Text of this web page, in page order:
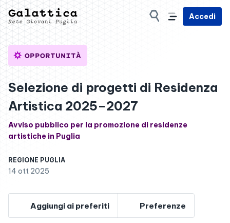
Accedi
OPPORTUNITÀ
Selezione di progetti di Residenza
Artistica 2025–2027
Avviso pubblico per la promozione di residenze
artistiche in Puglia
REGIONE PUGLIA
14 ott 2025
Aggiungi ai preferiti Preferenze